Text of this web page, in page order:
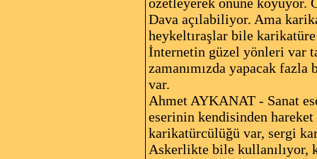
Dava açılabiliyor. Ama
heykeltıraşlar bile karikatüre
İnternetin güzel yönleri var
zamanımızda yapacak
var.
Ahmet AYKANAT - Sanat
eserinin kendisinden
karikatürcülüğü var, sergi
Askerlikte bile kullanılıyor,